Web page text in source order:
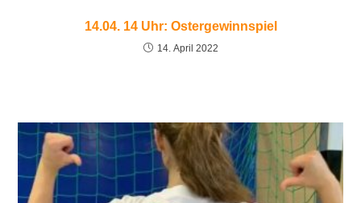
14.04. 14 Uhr: Ostergewinnspiel
14. April 2022